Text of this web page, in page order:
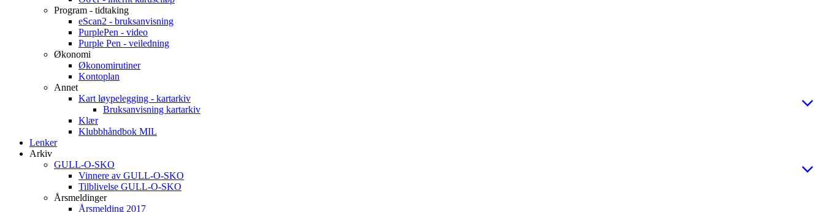
Program - tidtaking
eScan2 - bruksanvisning
PurplePen - video
Purple Pen - veiledning
Økonomi
Økonomirutiner
Kontoplan
Annet
Kart løypelegging - kartarkiv
Bruksanvisning kartarkiv
Klær
Klubbhåndbok MIL
Lenker
Arkiv
GULL-O-SKO
Vinnere av GULL-O-SKO
Tilblivelse GULL-O-SKO
Årsmeldinger
Årsmelding 2017